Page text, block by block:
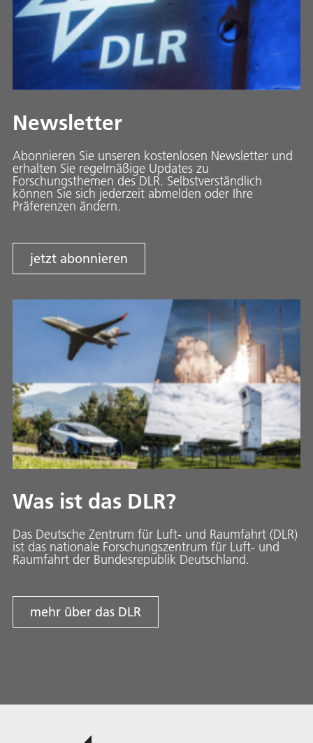
Newsletter
Abonnieren Sie unseren kostenlosen Newsletter und
erhalten Sie regelmäßige Updates zu
Forschungsthemen des DLR. Selbstverständlich
können Sie sich jederzeit abmelden oder Ihre
Präferenzen ändern.
jetzt abonnieren
Was ist das DLR?
Das Deutsche Zentrum für Luft- und Raumfahrt (DLR)
ist das nationale Forschungszentrum für Luft- und
Raumfahrt der Bundesrepublik Deutschland.
mehr über das DLR